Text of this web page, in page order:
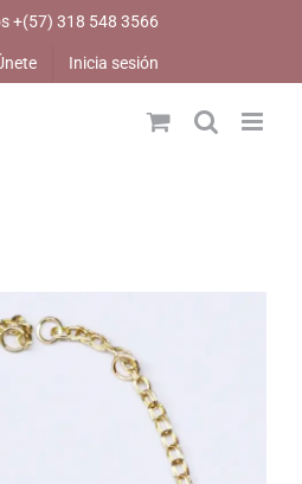
+(57) 318 548 3566
Inicia sesión